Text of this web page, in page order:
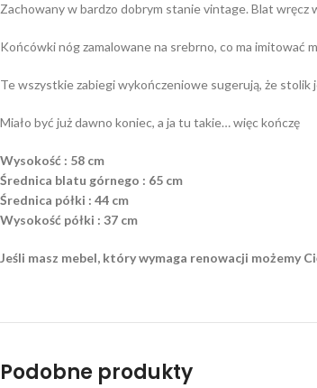
Zachowany w bardzo dobrym stanie vintage. Blat wręcz
Końcówki nóg zamalowane na srebrno, co ma imitować
Te wszystkie zabiegi wykończeniowe sugerują, że stolik
Miało być już dawno koniec, a ja tu takie… więc kończę
Wysokość : 58 cm
Średnica blatu górnego : 65 cm
Średnica półki : 44 cm
Wysokość półki : 37 cm
Jeśli masz mebel, który wymaga renowacji możemy
Podobne produkty